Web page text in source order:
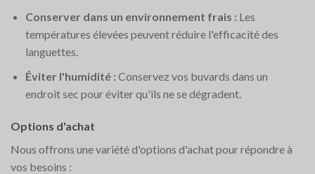
Conserver dans un environnement frais : Les
températures élevées peuvent réduire l'efficacité des
languettes.
Éviter l'humidité : Conservez vos buvards dans un
endroit sec pour éviter qu'ils ne se dégradent.
Options d'achat
Nous offrons une variété d'options d'achat pour répondre à
vos besoins :